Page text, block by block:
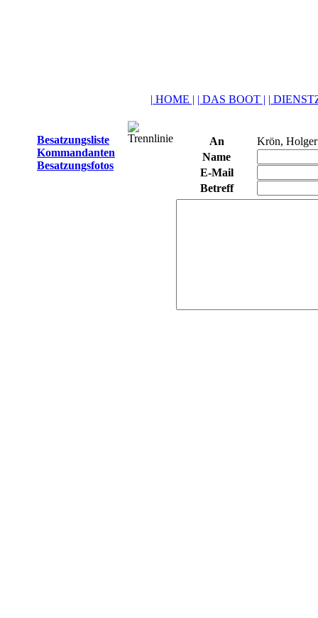
| HOME | | DAS BOOT | |
Besatzungsliste
Kommandanten
Besatzungsfotos
An
Krön, Holger
Name
E-Mail
Betreff